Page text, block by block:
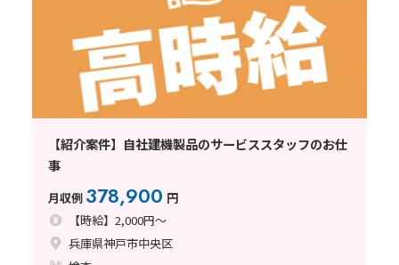
【紹介案件】自社建機製品のサービススタッフのお仕
事
月収例 378,900 円
【時給】2,000円～
兵庫県神戸市中央区